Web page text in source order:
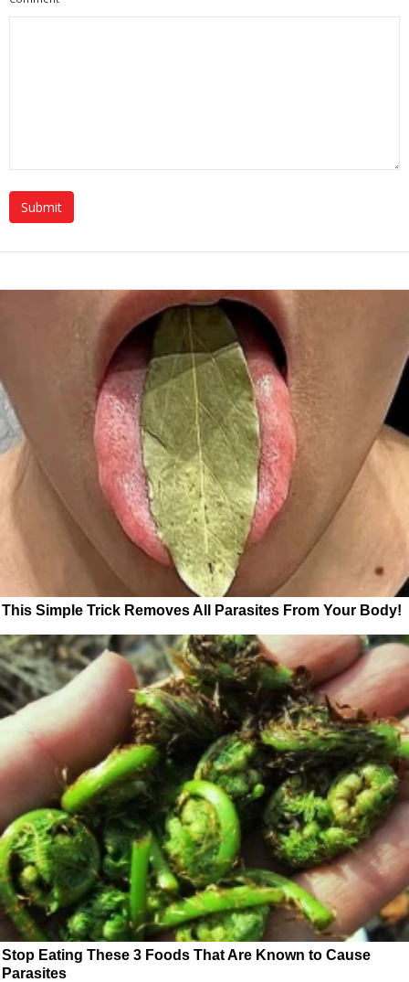
This Simple Trick Removes All Parasites From Your Body!
Stop Eating These 3 Foods That Are Known to Cause
Parasites